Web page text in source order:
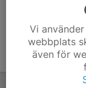
Vi
webbplats
även för